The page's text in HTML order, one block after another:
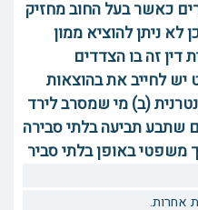
בדברים כאשר בעל החוב מחזיק
לא ניתן להוציא ממון
כזה. (3) בבית דין זה בו הצדדים
לחייב את בהוצאות
(ב) מי שמסרב לירד
שתבע תביעה בלתי סבירה
משפטי באופן בלתי סביר